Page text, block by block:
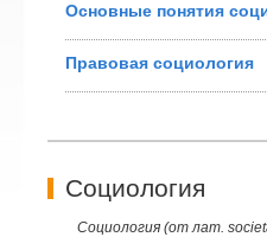
Основные понятия
Правовая социология
Социология
Социология (от лат.